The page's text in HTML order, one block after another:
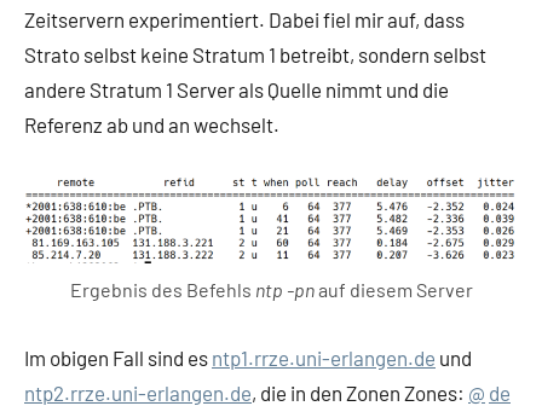
Zeitservern experimentiert. Dabei fiel mir auf, dass
Strato selbst keine Stratum 1 betreibt, sondern selbst
andere Stratum 1 Server als Quelle nimmt und die
Referenz ab und an wechselt.
Ergebnis des Befehls ntp -pnauf diesem Server
Im obigen Fall sind es ntp1.rrze.uni-erlangen.de und
ntp2.rrze.uni-erlangen.de, die in den Zonen Zones: @ de